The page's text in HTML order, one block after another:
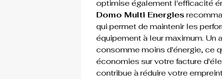
optimise également l'efficacité
Domo Multi Energies
qui permet de maintenir les
équipement à leur maximum. Un
consomme moins d'énergie, ce
économies sur votre facture
contribue à réduire votre